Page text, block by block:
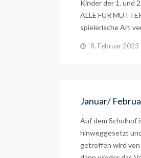
Kinder der 1. und
ALLE FÜR
spielerische Art
8. Februar 2023
Januar/
Auf dem Schulhof
hinweggesetzt
getroffen wird von